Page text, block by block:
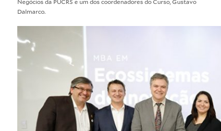
Dalmarco.